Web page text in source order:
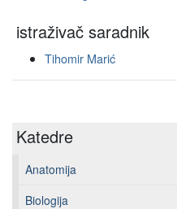
Katedre
Anatomija
Biologija
istraživač saradnik
Tihomir Marić